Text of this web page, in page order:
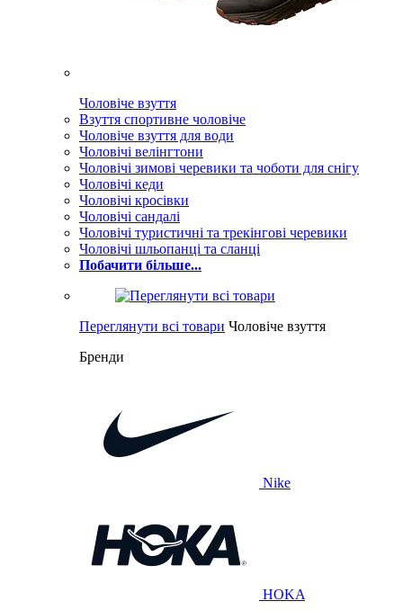
Чоловіче взуття
Взуття спортивне чоловіче
Чоловіче взуття для води
Чоловічі велінгтони
Чоловічі зимові черевики та чоботи для снігу
Чоловічі кеди
Чоловічі кросівки
Чоловічі сандалі
Чоловічі туристичні та трекінгові черевики
Чоловічі шльопанці та сланці
Побачити більше...
Переглянути всі товари Чоловіче взуття
Бренди
Nike
HOKA